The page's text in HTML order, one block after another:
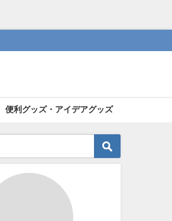
便利グッズ・アイデアグッズ